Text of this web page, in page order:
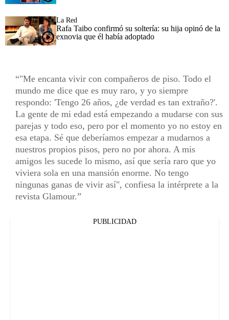
La Red
Rafa Taibo confirmó su soltería: su hija opinó de la
exnovia que él había adoptado
"Me encanta vivir con compañeros de piso. Todo el
mundo me dice que es muy raro, y yo siempre
respondo: 'Tengo 26 años, ¿de verdad es tan extraño?'.
La gente de mi edad está empezando a mudarse con sus
parejas y todo eso, pero por el momento yo no estoy en
esa etapa. Sé que deberíamos empezar a mudarnos a
nuestros propios pisos, pero no por ahora. A mis
amigos les sucede lo mismo, así que sería raro que yo
viviera sola en una mansión enorme. No tengo
ningunas ganas de vivir así", confiesa la intérprete a la
revista Glamour.
PUBLICIDAD